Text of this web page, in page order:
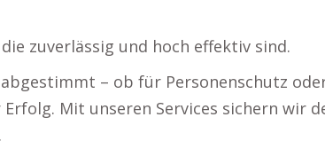
zuverlässig und hoch effektiv sind.
– ob für Personenschutz
Mit unseren Services sichern wir